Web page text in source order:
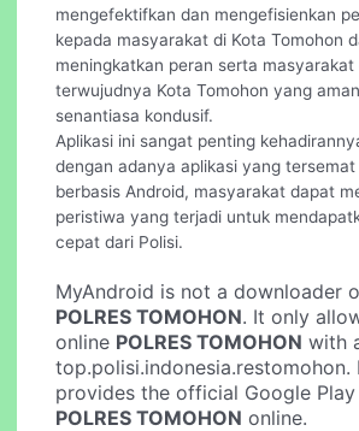
mengefektifkan dan mengefisienkan
kepada masyarakat di Kota Tomohon
meningkatkan peran serta masyarakat
terwujudnya Kota Tomohon yang
senantiasa kondusif.
Aplikasi ini sangat penting
dengan adanya aplikasi yang
berbasis Android, masyarakat dapat
peristiwa yang terjadi untuk
cepat dari Polisi.
MyAndroid is not a downloader
POLRES TOMOHON. It only
online POLRES TOMOHON with
top.polisi.indonesia.restomohon.
provides the official Google
POLRES TOMOHON online.